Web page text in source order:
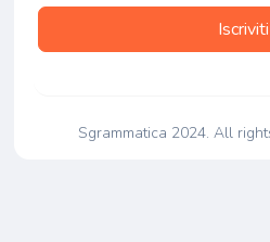
Iscriviti
Sgrammatica 2024. All